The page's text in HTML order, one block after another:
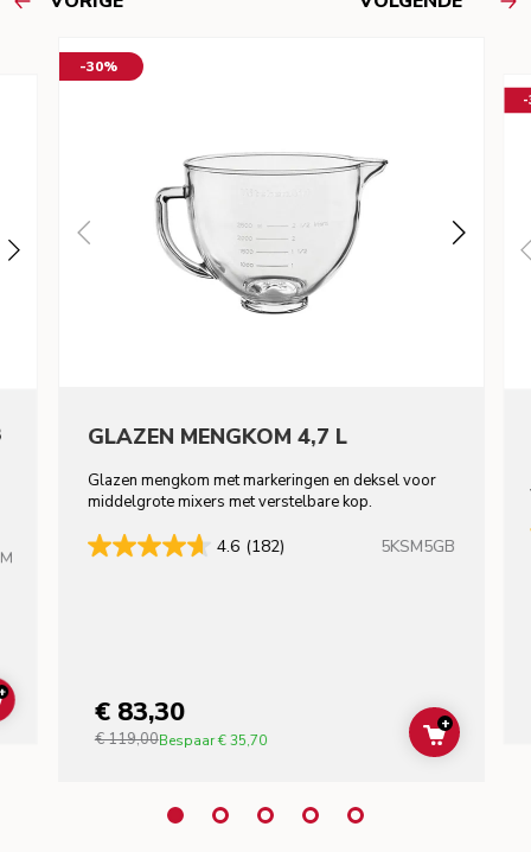
ADD TO CART
-30%
GLAZEN MENGKOM 4,7 L
Glazen mengkom met markeringen en deksel voor
middelgrote mixers met verstelbare kop.
4.6 (182) 5KSM5GB
€ 83,30
€ 119,00Bespaar€ 35,70 ADD TO
+
-